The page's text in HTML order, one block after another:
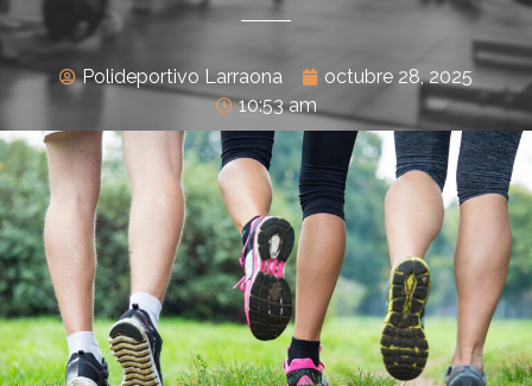
Polideportivo Larraona
octubre 28, 2025
10:53 am